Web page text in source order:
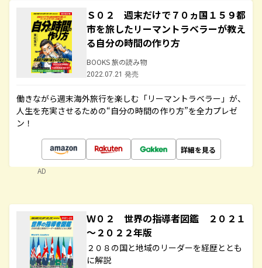
Ｓ０２ 週末だけで７０ヵ国１５９都
市を旅したリーマントラベラーが教え
る自分の時間の作り方
BOOKS 旅の読み物
2022.07.21 発売
働きながら週末海外旅行を楽しむ「リーマントラベラー」が、
人生を充実させるための“自分の時間の作り方”を全力プレゼ
ン！
詳細を見る
AD
Ｗ０２ 世界の指導者図鑑 ２０２１
～２０２２年版
２０８の国と地域のリーダーを経歴ととも
に解説